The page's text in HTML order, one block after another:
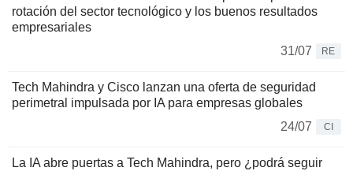
rotación del sector tecnológico y los buenos resultados
empresariales
31/07
RE
Tech Mahindra y Cisco lanzan una oferta de seguridad
perimetral impulsada por IA para empresas globales
24/07
CI
La IA abre puertas a Tech Mahindra, pero ¿podrá seguir